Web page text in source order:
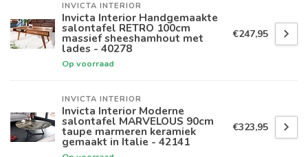
INVICTA INTERIOR
Invicta Interior Handgemaakte
salontafel RETRO 100cm
massief sheeshamhout met
lades - 40278
Op voorraad
€247,95
INVICTA INTERIOR
Invicta Interior Moderne
salontafel MARVELOUS 90cm
taupe marmeren keramiek
gemaakt in Italie - 42141
€323,95